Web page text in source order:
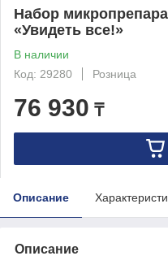
Набор
«Увидеть все!»
В наличии
Код: 29280
Розница
76 930 ₸
Описание
Описание